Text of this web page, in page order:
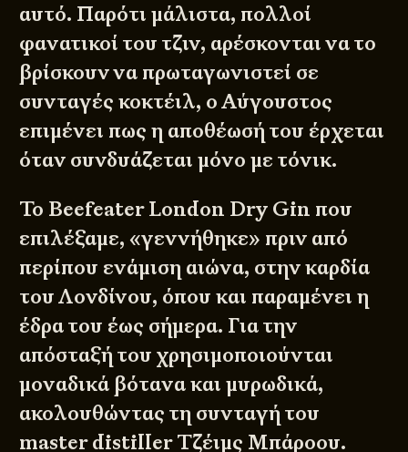
αυτό. Παρότι μάλιστα, πολλοί
φανατικοί του τζιν, αρέσκονται να το
βρίσκουν να πρωταγωνιστεί σε
συνταγές κοκτέιλ, ο Αύγουστος
επιμένει πως η αποθέωσή του έρχεται
όταν συνδυάζεται μόνο με τόνικ.
Το Beefeater London Dry Gin που
επιλέξαμε, «γεννήθηκε» πριν από
περίπου ενάμιση αιώνα, στην καρδία
του Λονδίνου, όπου και παραμένει η
έδρα του έως σήμερα. Για την
απόσταξή του χρησιμοποιούνται
μοναδικά βότανα και μυρωδικά,
ακολουθώντας τη συνταγή του
master distiller Τζέιμς Μπάροου.